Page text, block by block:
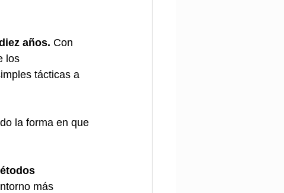
años. Con
los
tácticas a
la forma en que
más